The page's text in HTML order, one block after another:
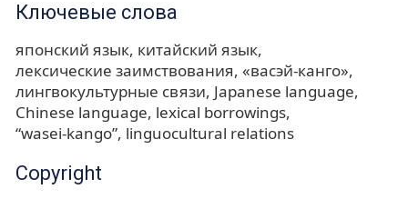
Ключевые слова
японский язык китайский язык
лексические заимствования «васэй-канго»
лингвокультурные связи Japanese language
Chinese language lexical borrowings
“wasei-kango” linguocultural relations
Copyright